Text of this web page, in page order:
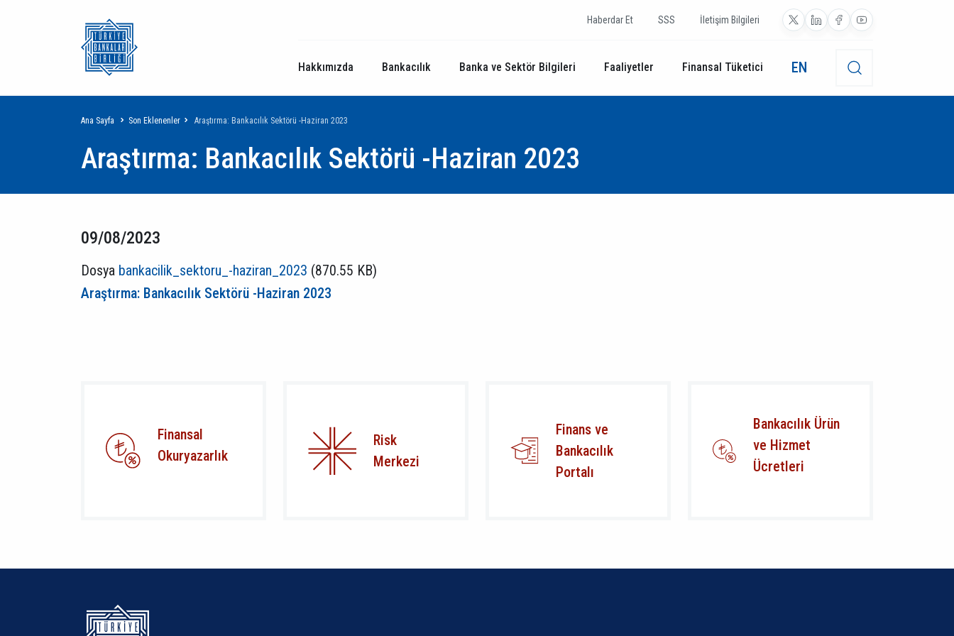
Haberdar Et SSS İletişim Bilgileri
Hakkımızda Bankacılık Banka ve Sektör Bilgileri Faaliyetler Finansal Tüketici EN
Sayfa
yolu
Ana Sayfa Son Eklenenler Araştırma: Bankacılık Sektörü -Haziran 2023
Araştırma: Bankacılık Sektörü -Haziran 2023
09/08/2023
Dosya bankacilik_sektoru_-haziran_2023 (870.55 KB)
Araştırma: Bankacılık Sektörü -Haziran 2023
Finansal
Okuryazarlık
Risk
Merkezi
Finans ve
Bankacılık
Portalı
Bankacılık Ürün
ve Hizmet
Ücretleri